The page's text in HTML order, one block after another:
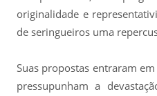
originalidade e
de seringueiros uma
Suas propostas entraram
pressupunham a